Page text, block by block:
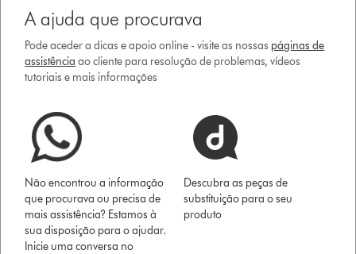
A ajuda que procurava
Pode aceder a dicas e apoio online - visite as nossas páginas de
assistência ao cliente para resolução de problemas, vídeos
tutoriais e mais informações
Não encontrou a informação
que procurava ou precisa de
mais assistência? Estamos à
sua disposição para o ajudar.
Inicie uma conversa no
Descubra as peças de
substituição para o seu
produto